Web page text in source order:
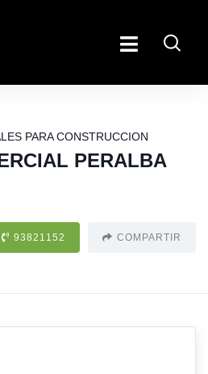
PARA CONSTRUCCION
PERALBA
93821152 COMPARTIR